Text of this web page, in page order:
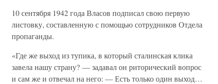
10 сентября 1942 года Власов подписал свою первую
листовку, составленную с помощью сотрудников Отдела
пропаганды.
«Где же выход из тупика, в который сталинская клика
завела нашу страну? — задавал он риторический вопрос
и сам же и отвечал на него: — Есть только один выход…